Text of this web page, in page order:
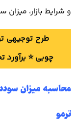
و شرایط بازار، میزان
طرح توجیهی
چوبی ⭐️
محاسبه میزان
ترمو